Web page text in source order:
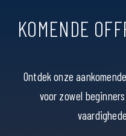
KOMENDE
Ontdek onze
voor zowel